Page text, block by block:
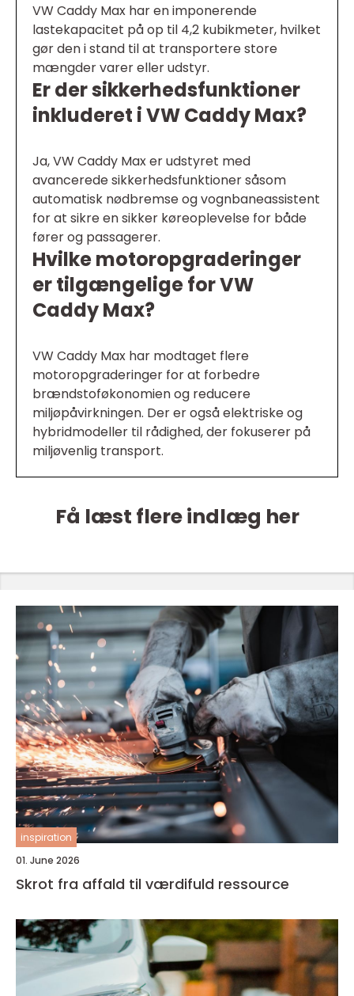
VW Caddy Max har en imponerende
lastekapacitet på op til 4,2 kubikmeter, hvilket
gør den i stand til at transportere store
mængder varer eller udstyr.
Er der sikkerhedsfunktioner
inkluderet i VW Caddy Max?
Ja, VW Caddy Max er udstyret med
avancerede sikkerhedsfunktioner såsom
automatisk nødbremse og vognbaneassistent
for at sikre en sikker køreoplevelse for både
fører og passagerer.
Hvilke motoropgraderinger
er tilgængelige for VW
Caddy Max?
VW Caddy Max har modtaget flere
motoropgraderinger for at forbedre
brændstoføkonomien og reducere
miljøpåvirkningen. Der er også elektriske og
hybridmodeller til rådighed, der fokuserer på
miljøvenlig transport.
Få læst flere indlæg her
inspiration
01. June 2026
Skrot fra affald til værdifuld ressource